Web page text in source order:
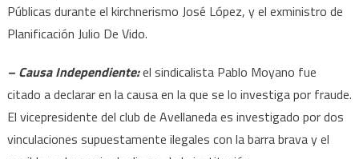
Públicas durante el kirchnerismo José López, y el exministro de
Planificación Julio De Vido.
– Causa Independiente:el sindicalista Pablo Moyano fue
citado a declarar en la causa en la que se lo investiga por fraude.
El vicepresidente del club de Avellaneda es investigado por dos
vinculaciones supuestamente ilegales con la barra brava y el